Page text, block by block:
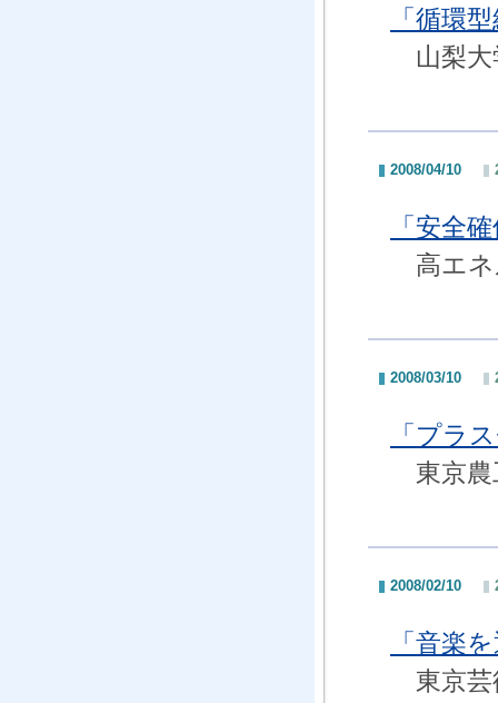
「循環
山梨大
2008/04/10
「安全
高エネ
2008/03/10
「プラ
東京農
2008/02/10
「音楽
東京芸